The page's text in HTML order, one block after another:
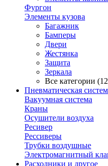
Фургон
Элементы кузова
Багажник
Бамперы
Двери
Жестянка
Защита
Зеркала
Все категории
Пневматическая
Вакуумная система
Краны
Осушители воздуха
Ресивер
Рессиверы
Трубки воздушные
Электромагнитный
Расходники и другое